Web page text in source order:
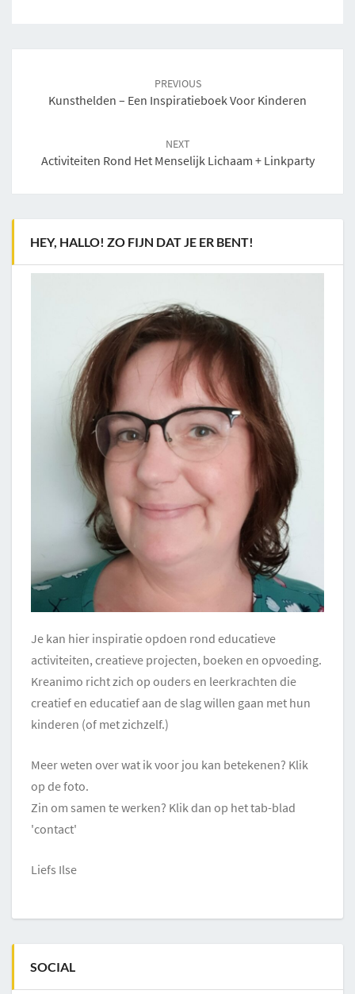
PREVIOUS
Kunsthelden – Een Inspiratieboek Voor Kinderen
NEXT
Activiteiten Rond Het Menselijk Lichaam + Linkparty
HEY, HALLO! ZO FIJN DAT JE ER BENT!
Je kan hier inspiratie opdoen rond educatieve
activiteiten, creatieve projecten, boeken en opvoeding.
Kreanimo richt zich op ouders en leerkrachten die
creatief en educatief aan de slag willen gaan met hun
kinderen (of met zichzelf.)
Meer weten over wat ik voor jou kan betekenen? Klik
op de foto.
Zin om samen te werken? Klik dan op het tab-blad
'contact'
Liefs Ilse
SOCIAL